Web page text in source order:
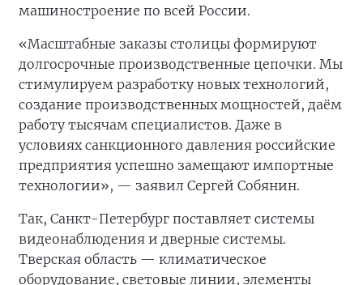
машиностроение по всей России.
«Масштабные заказы столицы формируют
долгосрочные производственные цепочки. Мы
стимулируем разработку новых технологий,
создание производственных мощностей, даём
работу тысячам специалистов. Даже в
условиях санкционного давления российские
предприятия успешно замещают импортные
технологии», — заявил Сергей Собянин.
Так, Санкт-Петербург поставляет системы
видеонаблюдения и дверные системы.
Тверская область — климатическое
оборудование, световые линии, элементы